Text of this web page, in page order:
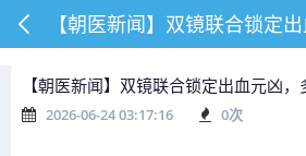
【朝医新闻】双镜联合锁定出血元凶
2026-06-24 03:17:16 0次